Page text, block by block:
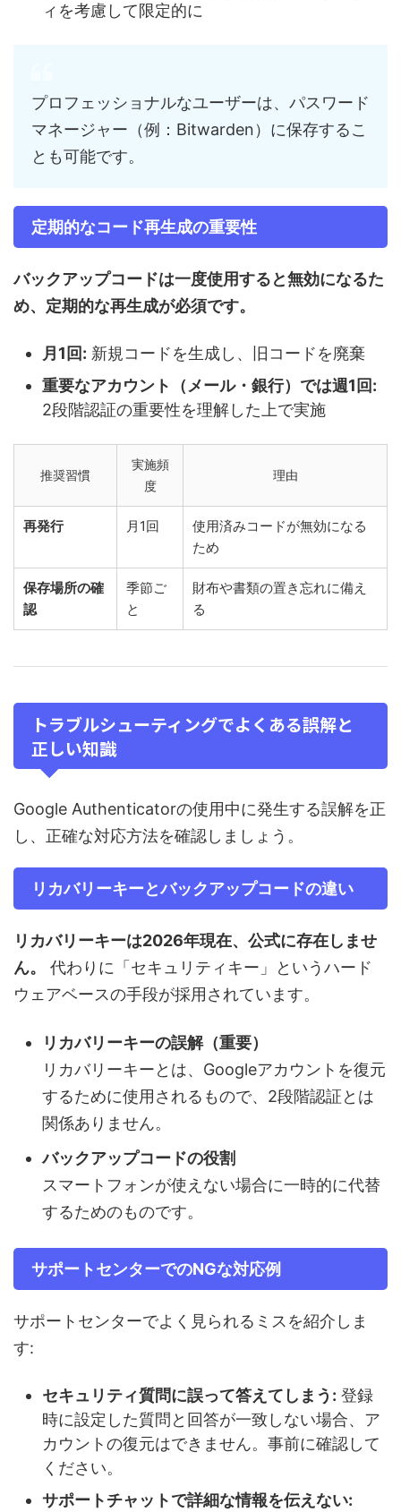
ィを考慮して限定的に
プロフェッショナルなユーザーは、パスワード
マネージャー（例：Bitwarden）に保存するこ
とも可能です。
定期的なコード再生成の重要性
バックアップコードは一度使用すると無効になるた
め、定期的な再生成が必須です。
月1回: 新規コードを生成し、旧コードを廃棄
重要なアカウント（メール・銀行）では週1回:
2段階認証の重要性を理解した上で実施
推奨習慣
実施頻
度
理由
再発行 月1回
使用済みコードが無効になる
ため
保存場所の確
認
季節ご
と
財布や書類の置き忘れに備え
る
トラブルシューティングでよくある誤解と
正しい知識
Google Authenticatorの使用中に発生する誤解を正
し、正確な対応方法を確認しましょう。
リカバリーキーとバックアップコードの違い
リカバリーキーは2026年現在、公式に存在しませ
ん。
代わりに「セキュリティキー」というハード
ウェアベースの手段が採用されています。
リカバリーキーの誤解（重要）
リカバリーキーとは、Googleアカウントを復元
するために使用されるもので、2段階認証とは
関係ありません。
バックアップコードの役割
スマートフォンが使えない場合に一時的に代替
するためのものです。
サポートセンターでのNGな対応例
サポートセンターでよく見られるミスを紹介しま
す:
セキュリティ質問に誤って答えてしまう: 登録
時に設定した質問と回答が一致しない場合、ア
カウントの復元はできません。事前に確認して
ください。
サポートチャットで詳細な情報を伝えない: